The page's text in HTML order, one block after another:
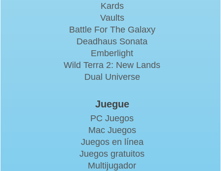
Kards
Vaults
Battle For The Galaxy
Deadhaus Sonata
Emberlight
Wild Terra 2: New Lands
Dual Universe
Juegue
PC Juegos
Mac Juegos
Juegos en línea
Juegos gratuitos
Multijugador